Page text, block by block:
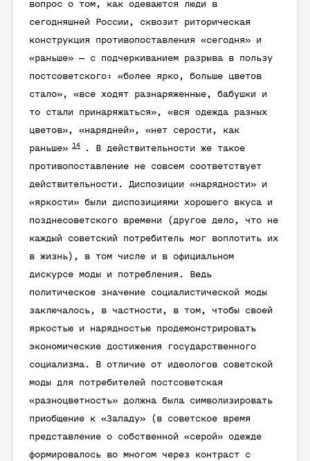
вопрос о том, как одеваются люди в
сегодняшней России, сквозит риторическая
конструкция противопоставления «сегодня» и
«раньше» — с подчеркиванием разрыва в пользу
постсоветского: «более ярко, больше цветов
стало», «все ходят разнаряженные, бабушки и
то стали принаряжаться», «вся одежда разных
цветов», «нарядней», «нет серости, как
раньше»
14
. В действительности же такое
противопоставление не совсем соответствует
действительности. Диспозиции «нарядности» и
«яркости» были диспозициями хорошего вкуса и
позднесоветского времени (другое дело, что не
каждый советский потребитель мог воплотить их
в жизнь), в том числе и в официальном
дискурсе моды и потребления. Ведь
политическое значение социалистической моды
заключалось, в частности, в том, чтобы своей
яркостью и нарядностью продемонстрировать
экономические достижения государственного
социализма. В отличие от идеологов советской
моды для потребителей постсоветская
«разноцветность» должна была символизировать
приобщение к «Западу» (в советское время
представление о собственной «серой» одежде
формировалось во многом через контраст с